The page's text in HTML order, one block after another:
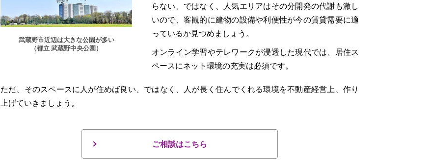
武蔵野市近辺は大きな公園が多い
（都立 武蔵野中央公園）
らない、ではなく、人気エリアはその分開発の代謝も激し
いので、客観的に建物の設備や利便性が今の賃貸需要に適
っているか見つめましょう。
オンライン学習やテレワークが浸透した現代では、居住ス
ペースにネット環境の充実は必須です。
ただ、そのスペースに人が住めば良い、ではなく、人が長く住んでくれる環境を不動産経営上、作り
上げていきましょう。
ご相談はこちら